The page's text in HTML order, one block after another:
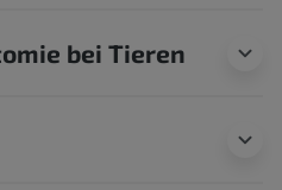
bei Tieren